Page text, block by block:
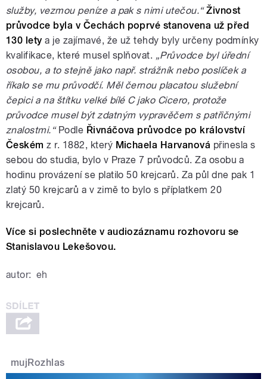
služby, vezmou peníze a pak s nimi utečou.“ Živnost
průvodce byla v Čechách poprvé stanovena už před
130 letya je zajímavé, že už tehdy byly určeny podmínky
kvalifikace, které musel splňovat. „Průvodce byl úřední
osobou, a to stejně jako např. strážník nebo poslíček a
říkalo se mu průvodčí. Měl černou placatou služební
čepici a na štítku velké bílé C jako Cicero, protože
průvodce musel být zdatným vypravěčem s patřičnými
znalostmi.“Podle Řivnáčova průvodce po království
Českém z r. 1882, který Michaela Harvanová přinesla s
sebou do studia, bylo v Praze 7 průvodců. Za osobu a
hodinu provázení se platilo 50 krejcarů. Za půl dne pak 1
zlatý 50 krejcarů a v zimě to bylo s příplatkem 20
krejcarů.
Více si poslechněte v audiozáznamu rozhovoru se
Stanislavou Lekešovou.
autor: eh
mujRozhlas